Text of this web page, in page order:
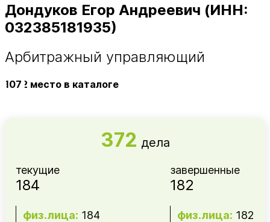
Дондуков Егор Андреевич (ИНН:
032385181935)
Арбитражный управляющий
1072 место в каталоге
372 дела
текущие
184
физ.лица: 184
завершенные
182
физ.лица: 182